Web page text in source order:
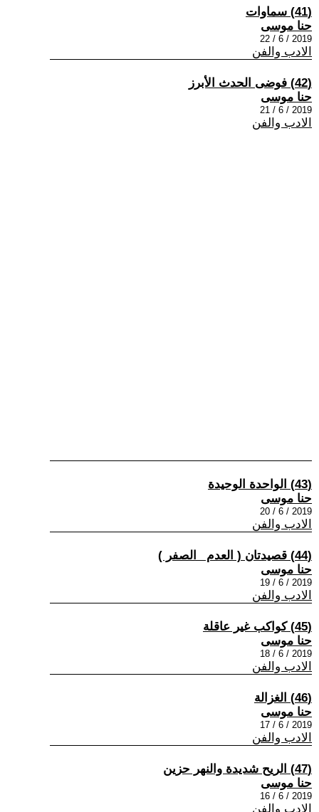
(41) سماوات
حنا موسى
2019 / 6 / 22
الادب والفن
(42) فوضى الحدث الأبرز
حنا موسى
2019 / 6 / 21
الادب والفن
(43) الواحدة الوحيدة
حنا موسى
2019 / 6 / 20
الادب والفن
(44) قصيدتان ( العدم _الصفر )
حنا موسى
2019 / 6 / 19
الادب والفن
(45) كواكب غير عاقلة
حنا موسى
2019 / 6 / 18
الادب والفن
(46) الغزالة
حنا موسى
2019 / 6 / 17
الادب والفن
(47) الريح شديدة والنهر حزين
حنا موسى
2019 / 6 / 16
الادب والفن